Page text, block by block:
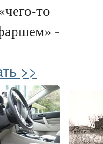
то
-
>>